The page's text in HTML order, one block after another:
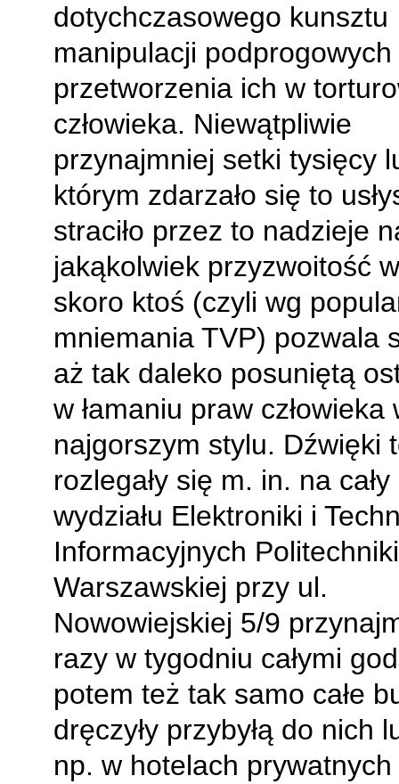
dotychczasowego kunsztu
manipulacji podprogowych
przetworzenia ich w
człowieka. Niewątpliwie
przynajmniej setki tysięcy
którym zdarzało się to
straciło przez to nadzieje
jakąkolwiek przyzwoitość
skoro ktoś (czyli wg
mniemania TVP) pozwala
aż tak daleko posuniętą
w łamaniu praw człowieka
najgorszym stylu. Dźwięki
rozlegały się m. in. na
wydziału Elektroniki i
Informacyjnych Politechniki
Warszawskiej przy ul.
Nowowiejskiej 5/9
razy w tygodniu całymi
potem też tak samo całe
dręczyły przybyłą do nich
np. w hotelach prywatnych